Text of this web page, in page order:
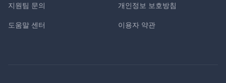
지원팀 문의
도움말 센터
개인정보 보호방침
이용자 약관